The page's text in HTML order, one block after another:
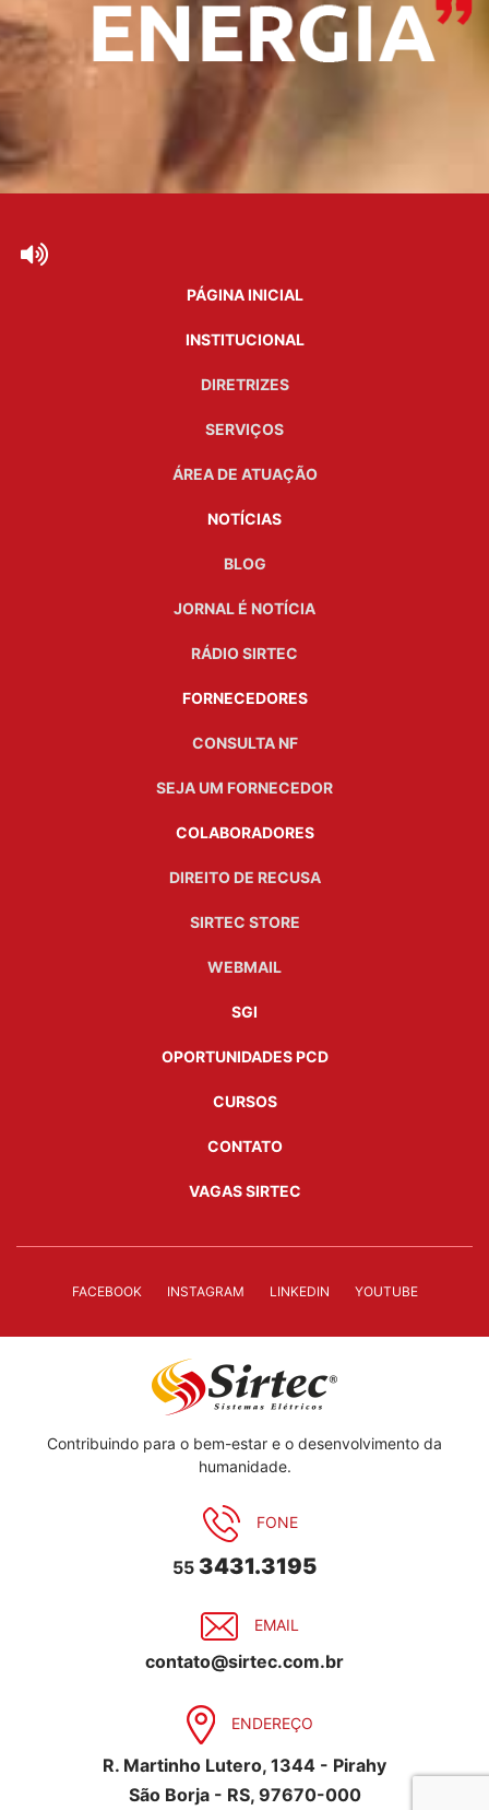
PÁGINA INICIAL
INSTITUCIONAL
DIRETRIZES
SERVIÇOS
ÁREA DE ATUAÇÃO
NOTÍCIAS
BLOG
JORNAL É NOTÍCIA
RÁDIO SIRTEC
FORNECEDORES
CONSULTA NF
SEJA UM FORNECEDOR
COLABORADORES
DIREITO DE RECUSA
SIRTEC STORE
WEBMAIL
SGI
OPORTUNIDADES PCD
CURSOS
CONTATO
VAGAS SIRTEC
FACEBOOK INSTAGRAM LINKEDIN YOUTUBE
Contribuindo para o bem-estar e o desenvolvimento da
humanidade.
FONE
55 3431.3195
EMAIL
contato@sirtec.com.br
ENDEREÇO
R. Martinho Lutero, 1344 - Pirahy
São Borja - RS, 97670-000